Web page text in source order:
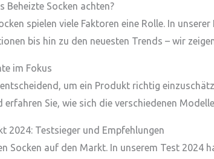
Beheizte Socken achten?
spielen viele Faktoren eine Rolle. In
bis hin zu den neuesten Trends – wir
im Fokus
um ein Produkt richtig
erfahren Sie, wie sich die verschiedenen
2024: Testsieger und Empfehlungen
Socken auf den Markt. In unserem Test